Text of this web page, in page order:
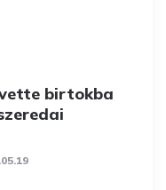
birtokba